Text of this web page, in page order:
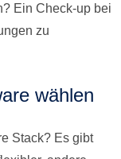
Ein Check-up bei
zu
wählen
Stack? Es gibt